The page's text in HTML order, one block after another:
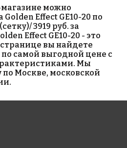
WA 30
Rose WB 18
327x327
руб./м²
2473 руб./м²
можно
Effect GE10-20 по
3919 руб. за
Effect GE10-20 - это
вы найдете
по самой выгодной цене с
Мы
Москве, московской